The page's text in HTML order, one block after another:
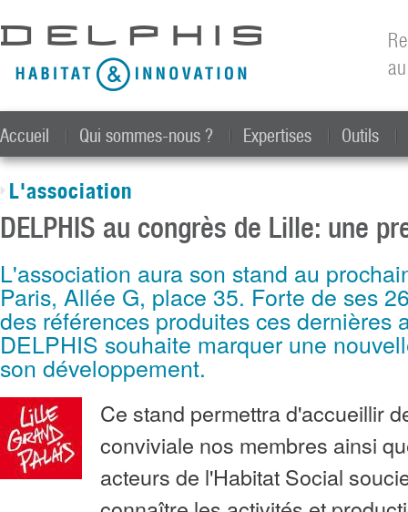
Accueil Qui sommes-nous ? Expertises Outils
L'association
DELPHIS au congrès de Lille: une
L'association aura son stand au
Paris, Allée G, place 35. Forte de ses
des références produites ces dernières
DELPHIS souhaite marquer une
son développement.
Ce stand permettra d'accueillir
conviviale nos membres ainsi
acteurs de l'Habitat Social